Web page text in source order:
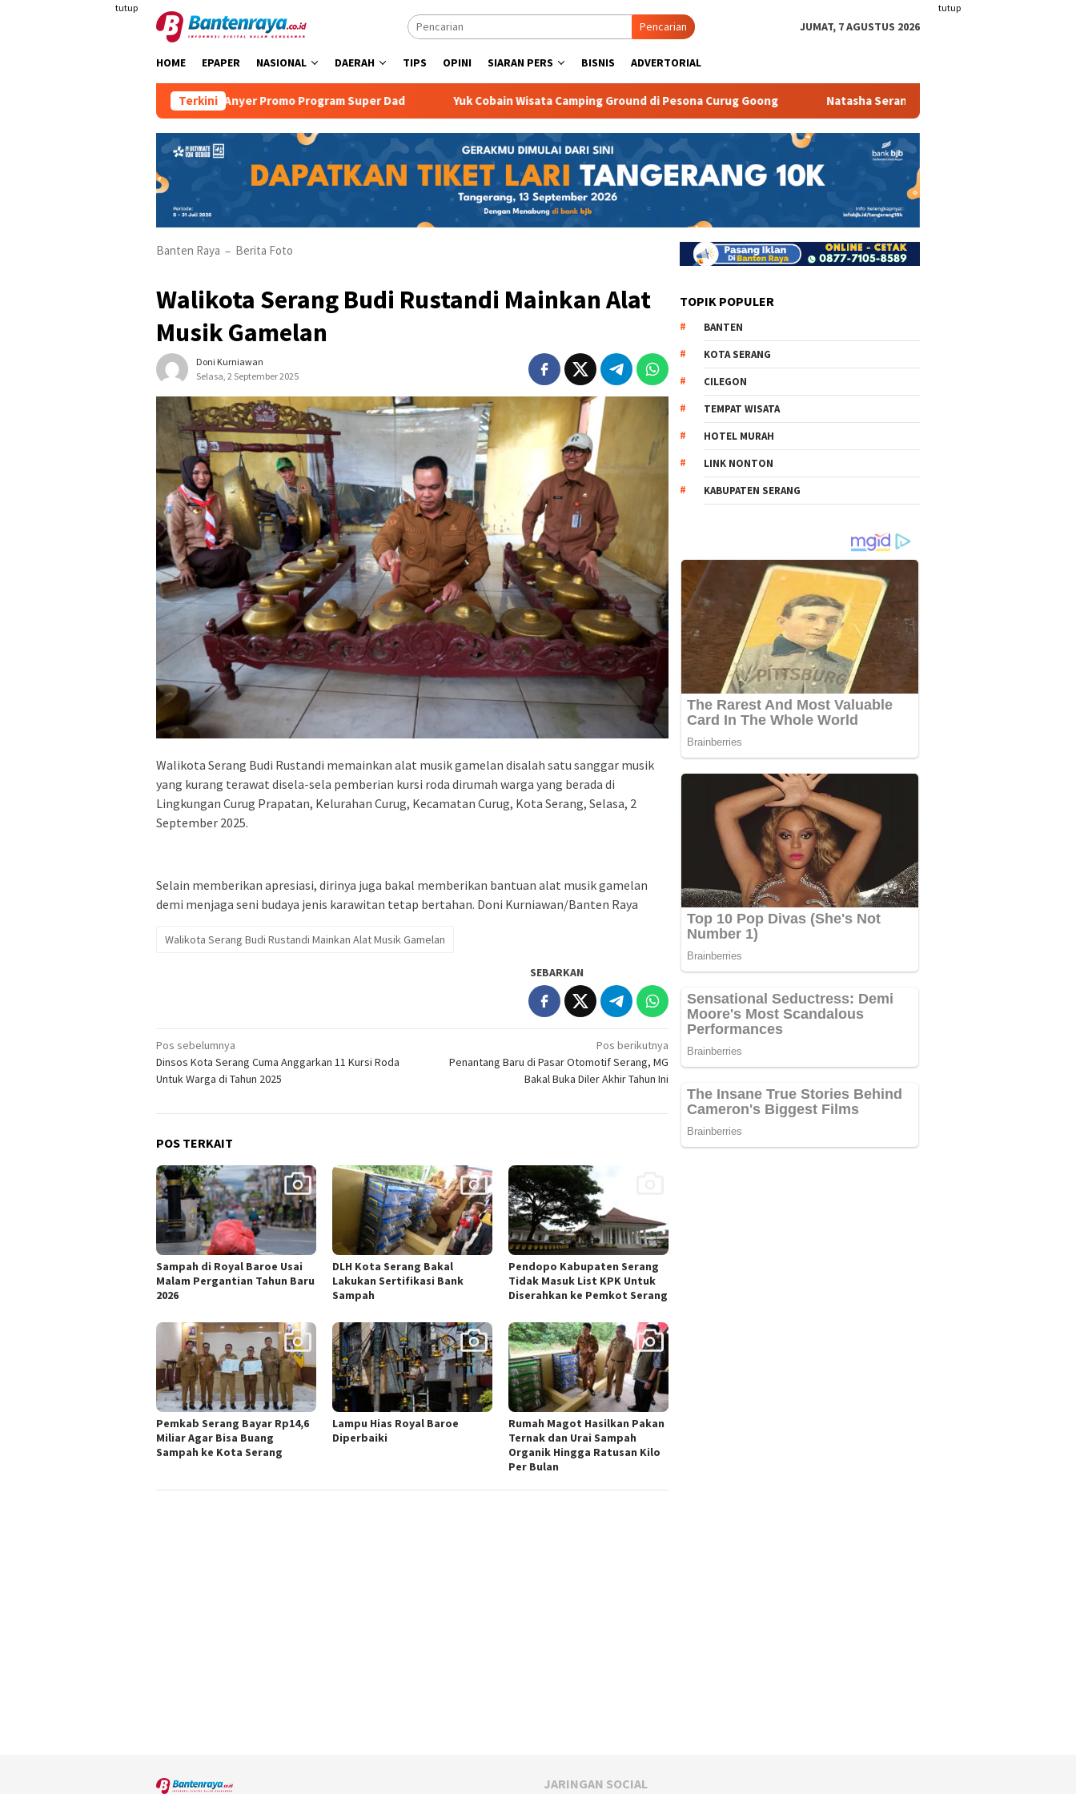
tutup tutup
Pencarian JUMAT, 7 AGUSTUS 2026
HOME EPAPER NASIONAL DAERAH TIPS OPINI SIARAN PERS BISNIS ADVERTORIAL
Terkini
Mambruk Anyer Promo Program Super Dad Yuk Cobain Wisata Camping Ground di Pesona Curug Goong Natasha Serang Kombinasikan Facial dan Skinbooster
Banten Raya – Berita Foto
Walikota Serang Budi Rustandi Mainkan Alat
Musik Gamelan
Doni Kurniawan
Selasa, 2 September 2025
Walikota Serang Budi Rustandi memainkan alat musik gamelan disalah satu sanggar musik
yang kurang terawat disela-sela pemberian kursi roda dirumah warga yang berada di
Lingkungan Curug Prapatan, Kelurahan Curug, Kecamatan Curug, Kota Serang, Selasa, 2
September 2025.
Selain memberikan apresiasi, dirinya juga bakal memberikan bantuan alat musik gamelan
demi menjaga seni budaya jenis karawitan tetap bertahan. Doni Kurniawan/Banten Raya
Walikota Serang Budi Rustandi Mainkan Alat Musik Gamelan
SEBARKAN
Navigasi
pos
Pos sebelumnya
Dinsos Kota Serang Cuma Anggarkan 11 Kursi Roda
Untuk Warga di Tahun 2025
Pos berikutnya
Penantang Baru di Pasar Otomotif Serang, MG
Bakal Buka Diler Akhir Tahun Ini
POS TERKAIT
Sampah di Royal Baroe Usai
Malam Pergantian Tahun Baru
2026
DLH Kota Serang Bakal
Lakukan Sertifikasi Bank
Sampah
Pendopo Kabupaten Serang
Tidak Masuk List KPK Untuk
Diserahkan ke Pemkot Serang
Pemkab Serang Bayar Rp14,6
Miliar Agar Bisa Buang
Sampah ke Kota Serang
Lampu Hias Royal Baroe
Diperbaiki
Rumah Magot Hasilkan Pakan
Ternak dan Urai Sampah
Organik Hingga Ratusan Kilo
Per Bulan
TOPIK POPULER
BANTEN
KOTA SERANG
CILEGON
TEMPAT WISATA
HOTEL MURAH
LINK NONTON
KABUPATEN SERANG
JARINGAN SOCIAL